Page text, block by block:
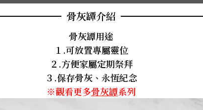
骨灰罈介紹
骨灰罈用途
１.可放置專屬靈位
２.方便家屬定期祭拜
３.保存骨灰、永恆紀念
※觀看更多骨灰罈系列